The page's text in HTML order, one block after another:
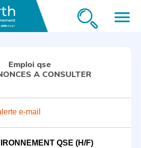
menu
Emploi qse
A CONSULTER
e-mail
QSE (H/F)